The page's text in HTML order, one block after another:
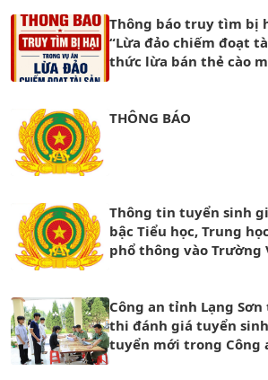
Thông báo truy tìm bị
“Lừa đảo chiếm đoạt
thức lừa bán thẻ cào
THÔNG BÁO
Thông tin tuyển sinh
bậc Tiểu học, Trung
phổ thông vào Trường
Công an tỉnh Lạng
thi đánh giá tuyển
tuyển mới trong Công